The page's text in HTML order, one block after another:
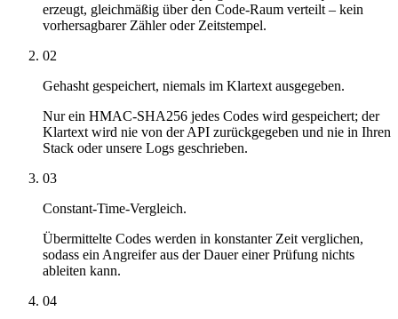
erzeugt, gleichmäßig über den Code-Raum verteilt – kein
vorhersagbarer Zähler oder Zeitstempel.
02
Gehasht gespeichert, niemals im Klartext ausgegeben.
Nur ein HMAC-SHA256 jedes Codes wird gespeichert; der
Klartext wird nie von der API zurückgegeben und nie in Ihren
Stack oder unsere Logs geschrieben.
03
Constant-Time-Vergleich.
Übermittelte Codes werden in konstanter Zeit verglichen,
sodass ein Angreifer aus der Dauer einer Prüfung nichts
ableiten kann.
04